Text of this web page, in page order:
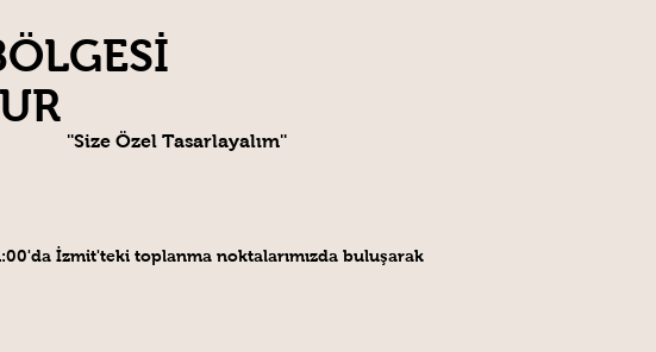
''Size Özel Tasarlayalım''
İzmit'teki toplanma noktalarımızda buluşarak